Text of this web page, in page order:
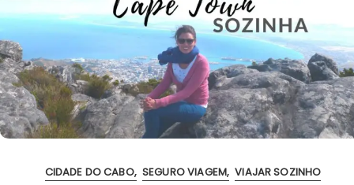
CIDADE DO CABO SEGURO VIAGEM VIAJAR SOZINHO